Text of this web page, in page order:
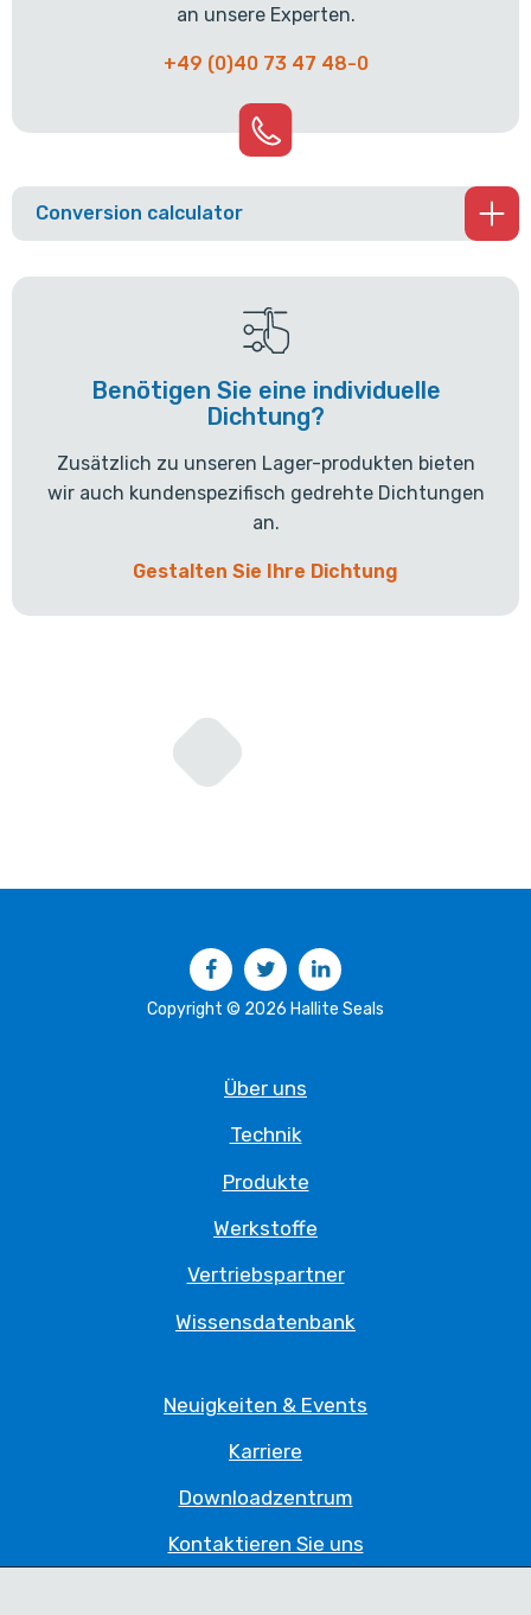
an unsere Experten.
+49 (0)40 73 47 48-0
Conversion calculator
Benötigen Sie eine individuelle
Dichtung?
Zusätzlich zu unseren Lager-produkten bieten
wir auch kundenspezifisch gedrehte Dichtungen
an.
Gestalten Sie Ihre Dichtung
FacebookTwitter
Copyright © 2026 Hallite Seals
Über uns
Technik
Produkte
Werkstoffe
Vertriebspartner
Wissensdatenbank
Neuigkeiten & Events
Karriere
Downloadzentrum
Kontaktieren Sie uns